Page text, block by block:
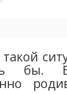
бы.